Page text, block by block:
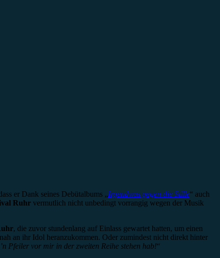
er Dank seines Debütalbums „Irgendwas gegen die Stille“ auch
Ruhr vermutlich nicht unbedingt vorrangig wegen der Musik
, die zuvor stundenlang auf Einlass gewartet hatten, um einen
an ihr Idol heranzukommen. Oder zumindest nicht direkt hinter
Pfeiler vor mir in der zweiten Reihe stehen hab!“